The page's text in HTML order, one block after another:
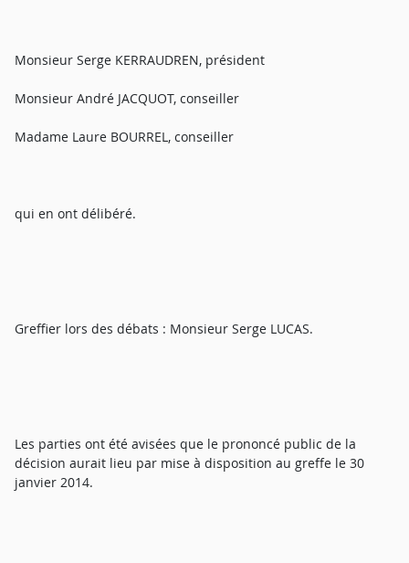
Monsieur Serge KERRAUDREN, président
Monsieur André JACQUOT, conseiller
Madame Laure BOURREL, conseiller
qui en ont délibéré.
Greffier lors des débats : Monsieur Serge LUCAS.
Les parties ont été avisées que le prononcé public de la
décision aurait lieu par mise à disposition au greffe le 30
janvier 2014.